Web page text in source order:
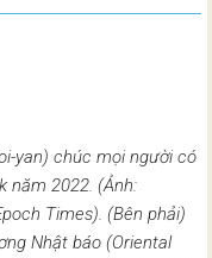
yan) chúc mọi người có
năm 2022. (Ảnh:
Times). (Bên phải)
Nhật báo (Oriental